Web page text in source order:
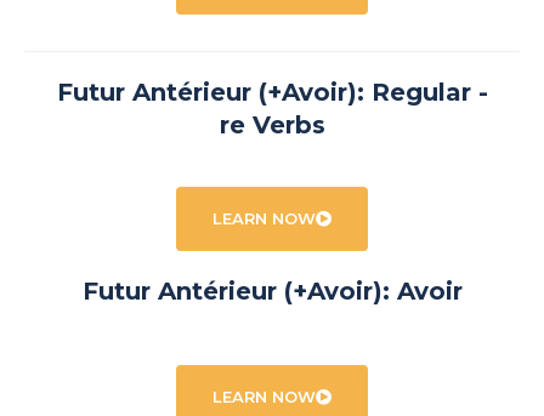
Futur Antérieur (+Avoir): Regular -
re Verbs
LEARN NOW
Futur Antérieur (+Avoir): Avoir
LEARN NOW